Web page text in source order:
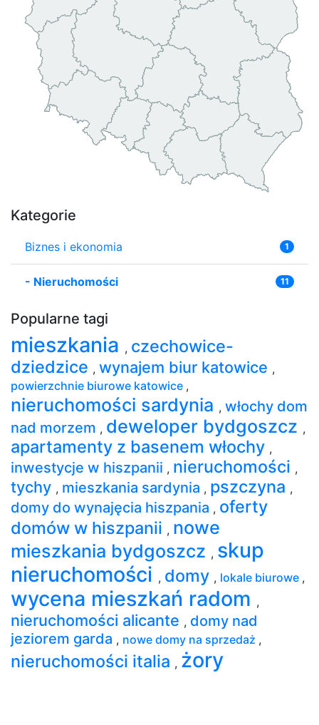
Kategorie
Biznes i ekonomia 1
- Nieruchomości 11
Popularne tagi
mieszkania , czechowice-
dziedzice , wynajem biur katowice ,
powierzchnie biurowe katowice ,
nieruchomości sardynia , włochy dom
nad morzem , deweloper bydgoszcz ,
apartamenty z basenem włochy ,
inwestycje w hiszpanii , nieruchomości ,
tychy , mieszkania sardynia , pszczyna ,
domy do wynajęcia hiszpania , oferty
domów w hiszpanii , nowe
mieszkania bydgoszcz , skup
nieruchomości , domy , lokale biurowe ,
wycena mieszkań radom ,
nieruchomości alicante , domy nad
jeziorem garda , nowe domy na sprzedaż ,
nieruchomości italia , żory